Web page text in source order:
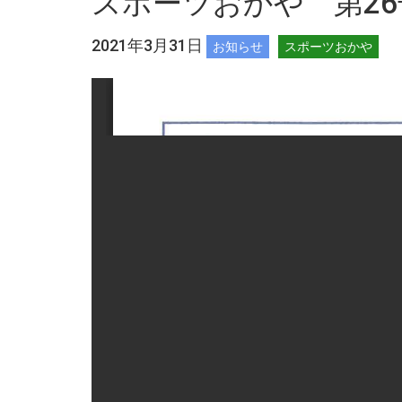
2021年3月31日 お知らせ スポーツおかや